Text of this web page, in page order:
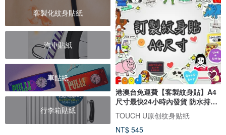
客製化紋身貼紙
汽車貼紙
車貼紙
行李箱貼紙
港澳台免運費【客製紋身貼】A4
尺寸最快24小時內發貨 防水持久
仿真
TOUCH U原创纹身贴纸
NT$ 545